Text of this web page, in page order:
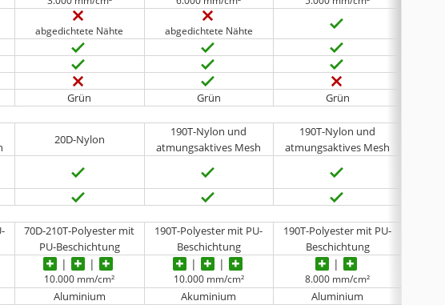
abgedichtete Nähte abgedichtete Nähte
Grün Grün
Grün
20D-Nylon
190T-Nylon und
atmungsaktives Mesh
190T-Nylon und
atmungsaktives Mesh
70D-210T-Polyester mit
PU-Beschichtung
190T-Polyester mit PU-
Beschichtung
190T-Polyester mit PU-
Beschichtung
10.000 mm/cm² 10.000 mm/cm² 8.000 mm/cm²
Aluminium Akuminium Aluminium